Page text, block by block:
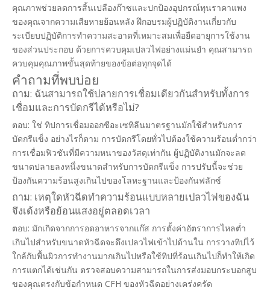
คุณภาพช่วยลดการสิ้นเปลืองก๊าซและปกป้องอุปกรณ์ทุนราคาแพง
ของคุณจากความเสียหายย้อนหลัง ฝึกอบรมผู้ปฏิบัติงานเกี่ยวกับ
ระเบียบปฏิบัติการทำความสะอาดที่เหมาะสมเพื่อยืดอายุการใช้งาน
ของส่วนประกอบ ด้วยการควบคุมเปลวไฟอย่างแม่นยำ คุณสามารถ
ควบคุมคุณภาพขั้นสุดท้ายของข้อต่อทุกจุดได้
คำถามที่พบบ่อย
ถาม: ฉันสามารถใช้ปลายการเชื่อมเดียวกันสำหรับทั้งการ
เชื่อมและการบัดกรีได้หรือไม่?
ตอบ: ใช่ ทิปการเชื่อมออกซีอะเซทิลีนมาตรฐานมักใช้สำหรับการ
บัดกรีแข็ง อย่างไรก็ตาม การบัดกรีโดยทั่วไปต้องใช้ความร้อนต่ำกว่า
การเชื่อมฟิวชันที่มีความหนาของวัสดุเท่ากัน ผู้ปฏิบัติงานมักจะลด
ขนาดปลายลงหนึ่งขนาดสำหรับการบัดกรีแข็ง การปรับนี้จะช่วย
ป้องกันความร้อนสูงเกินไปของโลหะฐานและป้องกันฟลักซ์
ถาม: เหตุใดหัวฉีดทำความร้อนแบบหลายเปลวไฟของฉัน
จึงเด้งหรือย้อนแสงอยู่ตลอดเวลา
ตอบ: มักเกิดจากการอดอาหารจากแก๊ส การตั้งค่าอัตราการไหลต่ำ
เกินไปสำหรับขนาดหัวฉีดจะดึงเปลวไฟเข้าไปด้านใน การวางทิปไว้
ใกล้กับพื้นผิวการทำงานมากเกินไปหรือใช้ทิปที่ร้อนเกินไปก็ทำให้เกิด
การแตกได้เช่นกัน ตรวจสอบความสามารถในการส่งมอบกระบอกสูบ
ของคุณตรงกับข้อกำหนด CFH ของหัวฉีดอย่างเคร่งครัด